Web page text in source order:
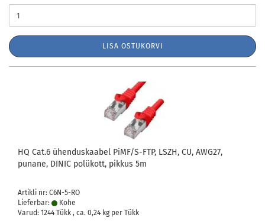
LISA OSTUKORVI
HQ Cat.6 ühenduskaabel PiMF/S-FTP, LSZH, CU, AWG27,
punane, DINIC polükott, pikkus 5m
Artikli nr: C6N-5-RO
Lieferbar:
Kohe
Varud: 1244 Tükk , ca. 0,24 kg per Tükk